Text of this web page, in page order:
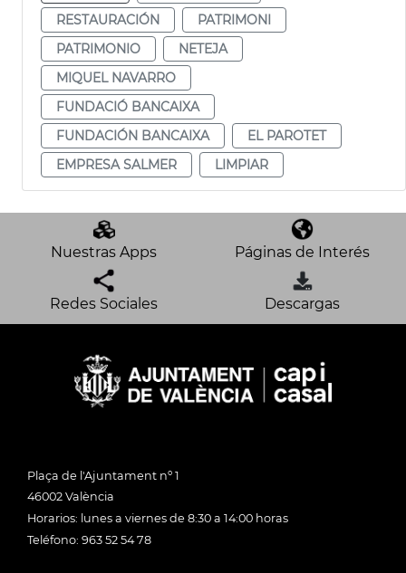
RESTAURACIÓN
PATRIMONI
PATRIMONIO
NETEJA
MIQUEL NAVARRO
FUNDACIÓ BANCAIXA
FUNDACIÓN BANCAIXA
EL PAROTET
EMPRESA SALMER
LIMPIAR
Nuestras Apps Páginas de Interés
Redes Sociales Descargas
Plaça de l'Ajuntament nº 1
46002 València
Horarios: lunes a viernes de 8:30 a 14:00 horas
Teléfono: 963 52 54 78